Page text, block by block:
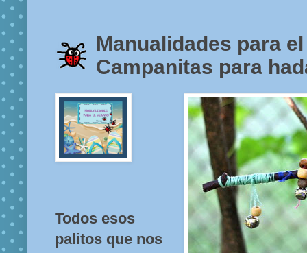
Manualidades para
Campanitas para
Todos esos
palitos que nos